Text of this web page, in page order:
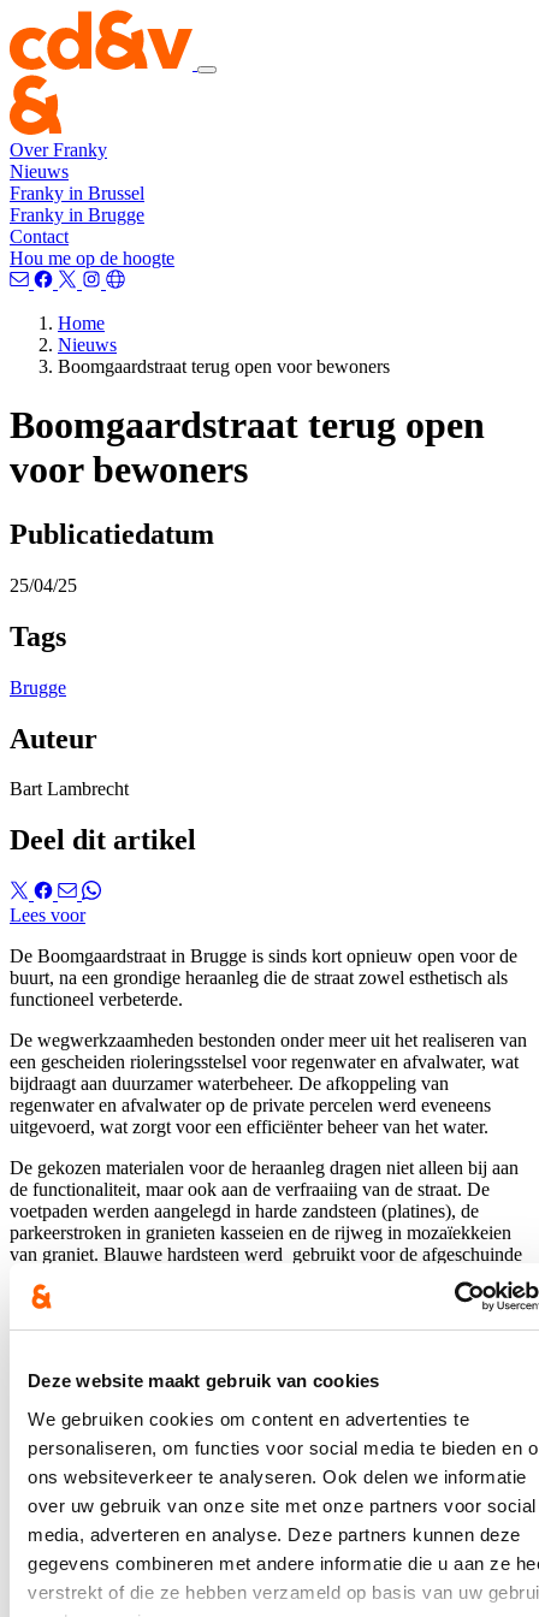
Deze website maakt gebruik van cookies
We gebruiken cookies om content en advertenties te
personaliseren, om functies voor social media te bieden en
ons websiteverkeer te analyseren. Ook delen we informatie
over uw gebruik van onze site met onze partners voor social
media, adverteren en analyse. Deze partners kunnen deze
gegevens combineren met andere informatie die u aan ze
verstrekt of die ze hebben verzameld op basis van uw
Over Franky
Nieuws
Franky in Brussel
Franky in Brugge
Contact
Hou me op de hoogte
Home
Nieuws
Boomgaardstraat terug open voor bewoners
Boomgaardstraat terug open
voor bewoners
Publicatiedatum
25/04/25
Tags
Brugge
Auteur
Bart Lambrecht
Deel dit artikel
Lees voor
De Boomgaardstraat in Brugge is sinds kort opnieuw open voor de
buurt, na een grondige heraanleg die de straat zowel esthetisch als
functioneel verbeterde.
De wegwerkzaamheden bestonden onder meer uit het realiseren van
een gescheiden rioleringsstelsel voor regenwater en afvalwater, wat
bijdraagt aan duurzamer waterbeheer. De afkoppeling van
regenwater en afvalwater op de private percelen werd eveneens
uitgevoerd, wat zorgt voor een efficiënter beheer van het water.
De gekozen materialen voor de heraanleg dragen niet alleen bij aan
de functionaliteit, maar ook aan de verfraaiing van de straat. De
voetpaden werden aangelegd in harde zandsteen (platines), de
parkeerstroken in granieten kasseien en de rijweg in mozaïekkeien
van graniet. Blauwe hardsteen werd gebruikt voor de afgeschuinde
de aanplant van sierkersbomen (‘Prunus Umineko’) in plantvakken.
Deze vernieuwde straat werd volgens timing afgewerkt en goed
waterbeheer, maar draagt ook bij aan de esthetische uitstraling van
de buurt, wat de kwaliteit van leven in dit stadsgedeelte verhoogt.
Nieuws
Plenaire vraag over de hervormingen van de
brandweer